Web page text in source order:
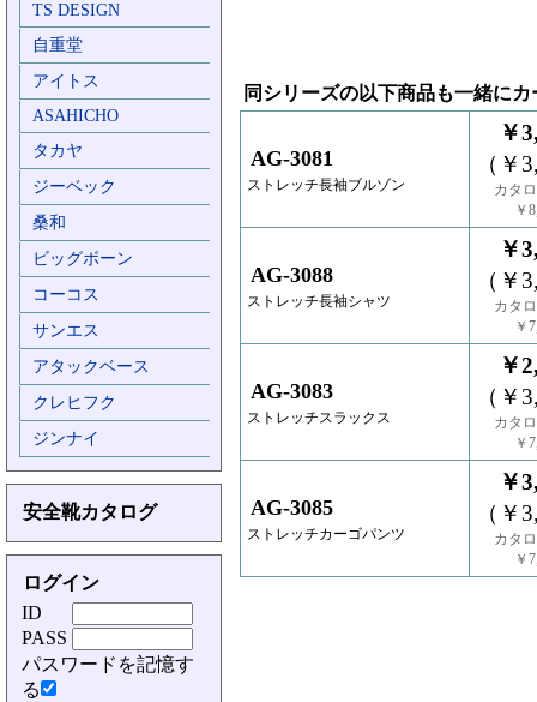
TS DESIGN
自重堂
アイトス
ASAHICHO
タカヤ
ジーベック
桑和
ビッグボーン
コーコス
サンエス
アタックベース
クレヒフク
ジンナイ
安全靴カタログ
ログイン
ID
PASS
パスワードを記憶す
る
同シリーズの以下商品も一緒に
AG-3081
ストレッチ長袖ブルゾン
￥
（￥
カタ
￥
AG-3088
ストレッチ長袖シャツ
￥
（￥
カタ
￥
AG-3083
ストレッチスラックス
￥
（￥
カタ
￥
AG-3085
ストレッチカーゴパンツ
￥
（￥
カタ
￥